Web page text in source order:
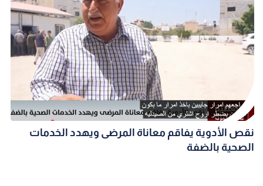
نقص الأدوية يفاقم معاناة المرضى ويهدد الخدمات
الصحية بالضفة